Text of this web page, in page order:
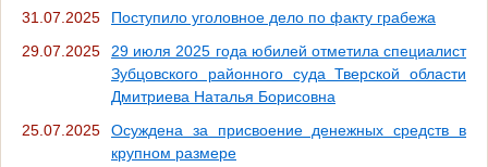
31.07.2025
Поступило уголовное дело по факту грабежа
29.07.2025
29 июля 2025 года юбилей отметила специалист
Зубцовского районного суда Тверской области
Дмитриева Наталья Борисовна
25.07.2025
Осуждена за присвоение денежных средств в
крупном размере